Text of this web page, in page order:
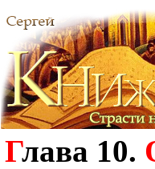
Глава 10.